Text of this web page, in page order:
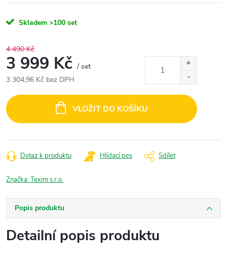
Skladem >100 set
4 490 Kč
3 999 Kč / set
3 304,96 Kč bez DPH
cena:
VLOŽIT DO KOŠÍKU
Dotaz k produktu Hlídací pes Sdílet
Značka:Texim s.r.o.
Popis produktu
Detailní popis produktu